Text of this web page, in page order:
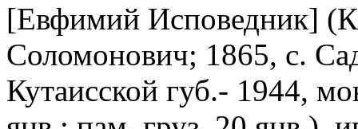
[Евфимий Исповедник]
Соломонович; 1865, с.
Кутаисской губ.- 1944,